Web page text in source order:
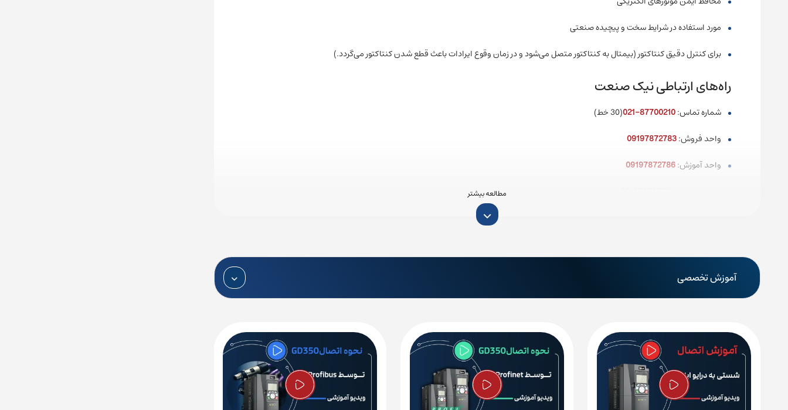
مورد استفاده در شرایط سخت و پیچیده صنعتی
برای کنترل دقیق کنتاکتور (بیمتال به کنتاکتور متصل می‌شود و در زمان وقوع ایرادات باعث قطع شدن کنتاکتور می‌گردد.)
راه‌های ارتباطی نیک صنعت
شماره تماس:87700210-021
(30 خط)
واحد فروش:09197872783
واحد آموزش:09197872786
آدرس شرکت: تهران، خیابان بهشتی، خیابان میرعماد، کوچه پیمانی(یازدهم)، پلاک 17
آموزش تخصصی